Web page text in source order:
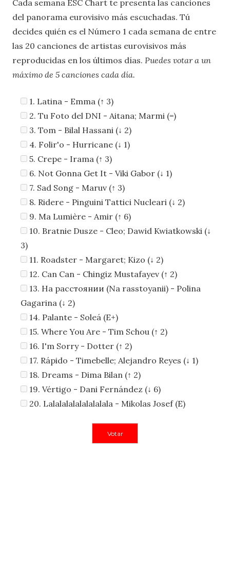
Cada semana ESC Chart te presenta las canciones
del panorama eurovisivo más escuchadas. Tú
decides quién es el Número 1 cada semana de entre
las 20 canciones de artistas eurovisivos más
reproducidas en los últimos días. Puedes votar a un
máximo de 5 canciones cada día.
1. Latina - Emma (↑ 3)
2. Tu Foto del DNI - Aitana; Marmi (=)
3. Tom - Bilal Hassani (↓ 2)
4. Folir'o - Hurricane (↓ 1)
5. Crepe - Irama (↑ 3)
6. Not Gonna Get It - Viki Gabor (↓ 1)
7. Sad Song - Maruv (↑ 3)
8. Ridere - Pinguini Tattici Nucleari (↓ 2)
9. Ma Lumière - Amir (↑ 6)
10. Bratnie Dusze - Cleo; Dawid Kwiatkowski (↓
3)
11. Roadster - Margaret; Kizo (↓ 2)
12. Can Can - Chingiz Mustafayev (↑ 2)
13. На расстоянии (Na rasstoyanii) - Polina
Gagarina (↓ 2)
14. Palante - Soleá (E+)
15. Where You Are - Tim Schou (↑ 2)
16. I'm Sorry - Dotter (↑ 2)
17. Rápido - Timebelle; Alejandro Reyes (↓ 1)
18. Dreams - Dima Bilan (↑ 2)
19. Vértigo - Dani Fernández (↓ 6)
20. Lalalalalalalalalala - Mikolas Josef (E)